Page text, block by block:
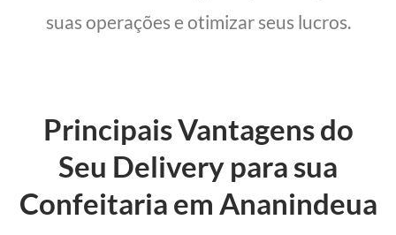
suas operações e otimizar seus lucros.
Principais Vantagens do
Seu Delivery para sua
Confeitaria em Ananindeua